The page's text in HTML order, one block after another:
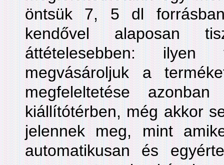
öntsük 7, 5 dl
kendővel alaposan
áttételesebben:
megvásároljuk a
megfeleltetése
kiállítótérben, még akkor
jelennek meg, mint
automatikusan és